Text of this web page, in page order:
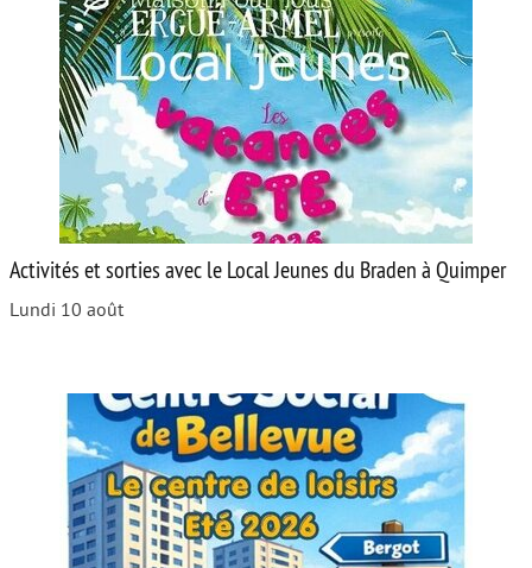
Activités et sorties avec le Local Jeunes du Braden à Quimper
Lundi 10 août